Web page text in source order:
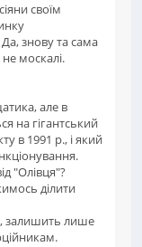
своїм
знову та сама
москалі.
але в
на гігантський
в 1991 р., і який
"Олівця"?
ділити
залишить лише